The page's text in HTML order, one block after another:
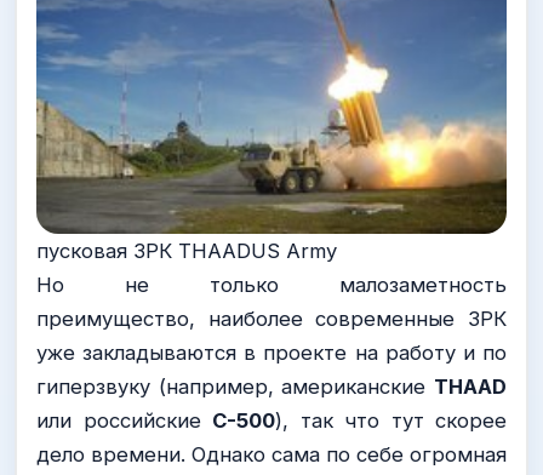
пусковая ЗРК THAADUS Army
Но не только малозаметность
преимущество, наиболее современные ЗРК
уже закладываются в проекте на работу и по
гиперзвуку (например, американские THAAD
или российские С-500), так что тут скорее
дело времени. Однако сама по себе огромная